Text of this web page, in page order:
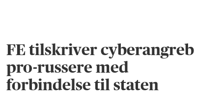
FE tilskriver cyberangreb
pro-russere med
forbindelse til staten